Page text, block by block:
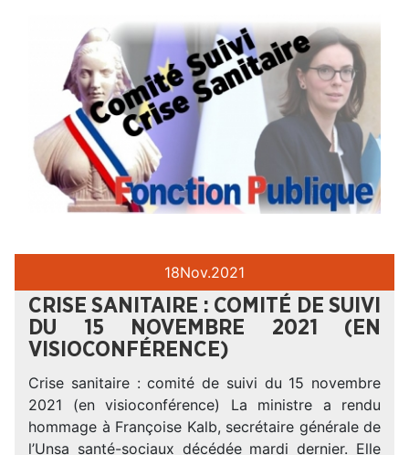
18Nov.2021
CRISE SANITAIRE : COMITÉ DE SUIVI
DU 15 NOVEMBRE 2021 (EN
VISIOCONFÉRENCE)
Crise sanitaire : comité de suivi du 15 novembre
2021 (en visioconférence) La ministre a rendu
hommage à Françoise Kalb, secrétaire générale de
l’Unsa santé-sociaux décédée mardi dernier. Elle